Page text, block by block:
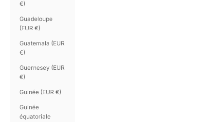
€)
Guadeloupe
(EUR €)
Guatemala (EUR
€)
Guernesey (EUR
€)
Guinée (EUR €)
Guinée
équatoriale